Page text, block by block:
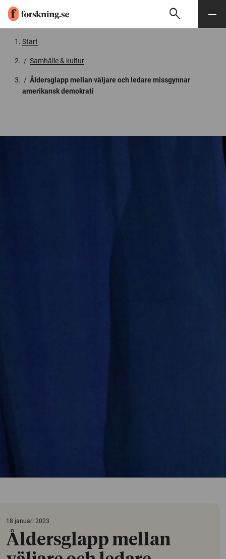
Söksearch Meny
Start
/ Samhälle & kultur
/ Åldersglapp mellan väljare och ledare missgynnar
amerikansk demokrati
18 januari 2023
Åldersglapp mellan